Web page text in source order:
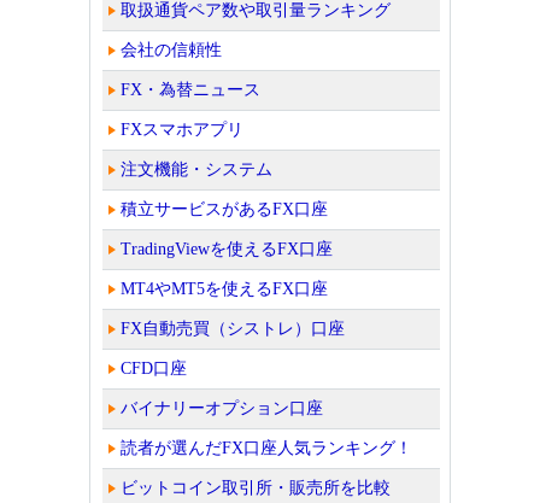
取扱通貨ペア数や取引量ランキング
会社の信頼性
FX・為替ニュース
FXスマホアプリ
注文機能・システム
積立サービスがあるFX口座
TradingViewを使えるFX口座
MT4やMT5を使えるFX口座
FX自動売買（シストレ）口座
CFD口座
バイナリーオプション口座
読者が選んだFX口座人気ランキング！
ビットコイン取引所・販売所を比較